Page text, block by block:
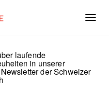
laufende
in unserer
der Schweizer